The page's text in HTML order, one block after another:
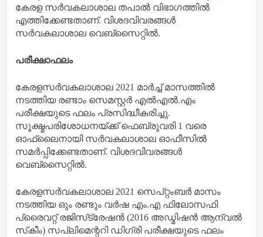
കേരള സര്‍വകലാശാല തപാല്‍ വിഭാഗത്തില്‍
എത്തിക്കേണ്ടതാണ്. വിശദവിവരങ്ങള്‍
സര്‍വകലാശാല വെബ്‌സൈറ്റില്‍.
പരീക്ഷാഫലം
കേരളസര്‍വകലാശാല 2021 മാര്‍ച്ച് മാസത്തില്‍
നടത്തിയ രണ്ടാം സെമസ്റ്റര്‍ എല്‍എല്‍.എം
പരീക്ഷയുടെ ഫലം പ്രസിദ്ധീകരിച്ചു.
സൂക്ഷ്മപരിശോധനയ്ക്ക് ഫെബ്രുവരി 1 വരെ
ഓഫ്ലൈനായി സര്‍വകലാശാല ഓഫീസില്‍
സമര്‍പ്പിക്കേണ്ടതാണ്. വിശദവിവരങ്ങള്‍
വെബ്‌സൈറ്റില്‍.
കേരളസര്‍വകലാശാല 2021 സെപ്റ്റംബര്‍ മാസം
നടത്തിയ ഒും രണ്ടും വര്‍ഷ എം.എ ഫിലോസഫി
പ്രൈവറ്റ് രജിസ്‌ട്രേഷന്‍ (2016 അഡ്മിഷന്‍ ആന്വല്‍
സ്‌കീം) സപ്ലിമെന്ററി ഡിഗ്രി പരീക്ഷയുടെ ഫലം